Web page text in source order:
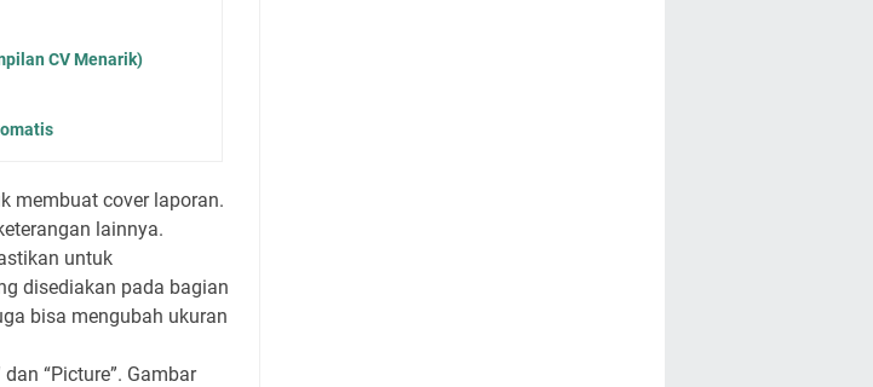
CV Menarik)
membuat cover laporan.
lainnya.
untuk
disediakan pada bagian
bisa mengubah ukuran
“Picture”. Gambar